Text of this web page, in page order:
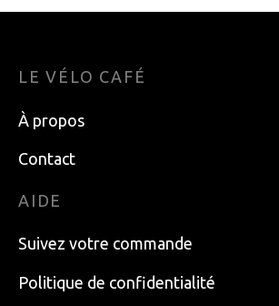
LE VÉLO CAFÉ
À propos
Contact
AIDE
Suivez votre commande
Politique de confidentialité